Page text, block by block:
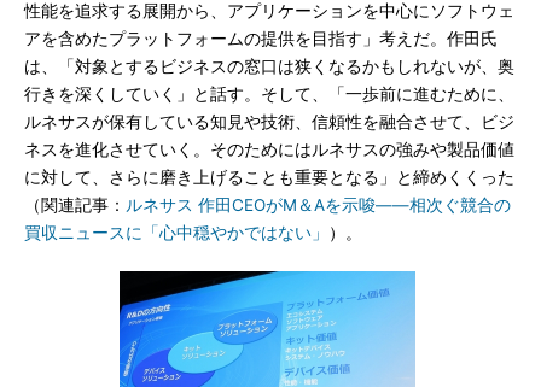
性能を追求する展開から、アプリケーションを中心にソフトウェ
アを含めたプラットフォームの提供を目指す」考えだ。作田氏
は、「対象とするビジネスの窓口は狭くなるかもしれないが、奥
行きを深くしていく」と話す。そして、「一歩前に進むために、
ルネサスが保有している知見や技術、信頼性を融合させて、ビジ
ネスを進化させていく。そのためにはルネサスの強みや製品価値
に対して、さらに磨き上げることも重要となる」と締めくくった
（関連記事： ルネサス 作田CEOがM＆Aを示唆――相次ぐ競合の
買収ニュースに「心中穏やかではない」
）。